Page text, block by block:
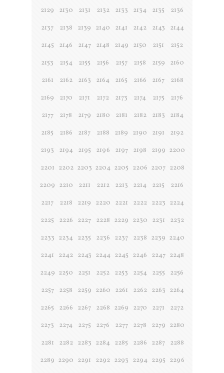
2129
2130 2131 2132 2133 2134 2135
2136
2137
2138 2139 2140 2141 2142 2143
2144
2145
2146 2147 2148 2149 2150 2151
2152
2153
2154 2155 2156 2157 2158 2159
2160
2161
2162 2163 2164 2165 2166 2167
2168
2169
2170 2171 2172 2173 2174 2175
2176
2177
2178 2179 2180 2181 2182 2183
2184
2185
2186 2187 2188 2189 2190 2191
2192
2193
2194 2195 2196 2197 2198 2199 2200
2201 2202 2203 2204 2205 2206 2207 2208
2209 2210 2211 2212 2213 2214 2215
2216
2217
2218 2219 2220 2221 2222 2223 2224
2225
2226 2227 2228 2229 2230 2231
2232
2233 2234 2235 2236 2237 2238 2239 2240
2241
2242 2243 2244 2245 2246 2247 2248
2249 2250 2251 2252 2253 2254 2255
2256
2257
2258 2259 2260 2261 2262 2263 2264
2265
2266 2267 2268 2269 2270 2271
2272
2273
2274 2275 2276 2277 2278 2279 2280
2281
2282 2283 2284 2285 2286 2287
2288
2289 2290 2291 2292 2293 2294 2295 2296